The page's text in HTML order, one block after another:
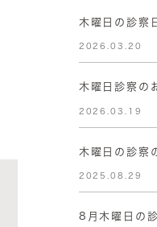
木曜日の診察
2026.03.20
木曜日診察の
2026.03.19
木曜日の診察
2025.08.29
8月木曜日の